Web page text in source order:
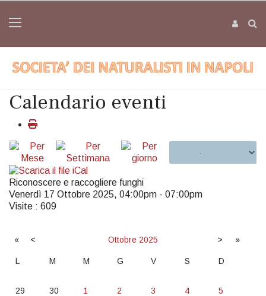
Calendario eventi
Riconoscere e raccogliere funghi
Venerdì 17 Ottobre 2025, 04:00pm - 07:00pm
Visite : 609
« < Ottobre 2025 > »
L M M G V S D
29 30 1 2 3 4 5